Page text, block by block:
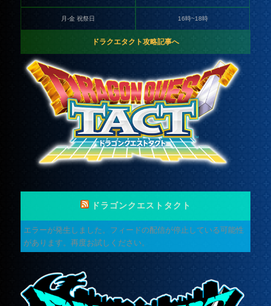
月-金 祝祭日 16時~18時
ドラクエタクト攻略記事へ
ドラゴンクエストタクト
エラーが発生しました。フィードの配信が停止している可能性
があります。再度お試しください。